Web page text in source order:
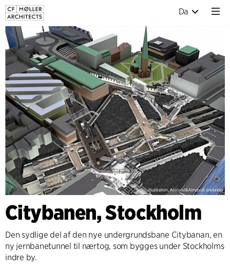
Da
Citybanen, Stockholm
Den sydlige del af den nye undergrundsbane Citybanan, en
ny jernbanetunnel til nærtog, som bygges under Stockholms
indre by.